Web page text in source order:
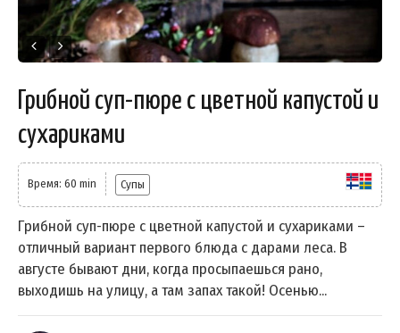
Грибной суп-пюре с цветной капустой и
сухариками
Время: 60 min Супы
Грибной суп-пюре с цветной капустой и сухариками –
отличный вариант первого блюда с дарами леса. В
августе бывают дни, когда просыпаешься рано,
выходишь на улицу, а там запах такой! Осенью...